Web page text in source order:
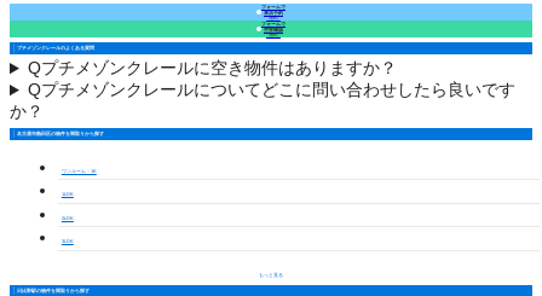
フォームで
来店予約
（無料）
フォームで
空室確認
（無料）
プチメゾンクレールのよくある質問
Qプチメゾンクレールに空き物件はありますか？
Qプチメゾンクレールについてどこに問い合わせしたら良いです
か？
名古屋市熱田区の物件を間取りから探す
ワンルーム・1K
1LDK
2LDK
3LDK
もっと見る
日比野駅の物件を間取りから探す